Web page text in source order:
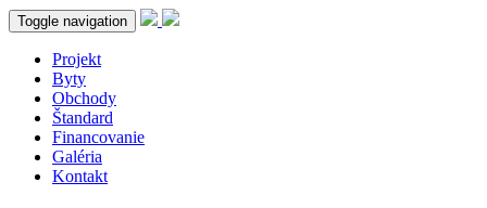
Toggle navigation
Projekt
Byty
Obchody
Štandard
Financovanie
Galéria
Kontakt